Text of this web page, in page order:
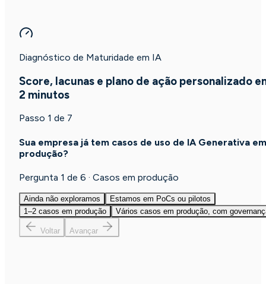
Diagnóstico de Maturidade em IA
Score, lacunas e plano de ação personalizado
2 minutos
Passo 1 de 7
Sua empresa já tem casos de uso de IA Generativa em
produção?
Pergunta 1 de 6 · Casos em produção
Ainda não exploramos
Estamos em PoCs ou pilotos
1–2 casos em produção
Vários casos em produção, com
Voltar Avançar